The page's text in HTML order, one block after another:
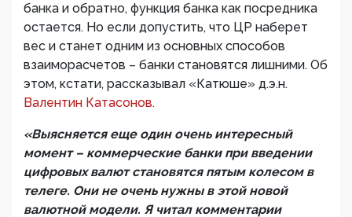
банка и обратно, функция банка как посредника
остается. Но если допустить, что ЦР наберет
вес и станет одним из основных способов
взаиморасчетов – банки становятся лишними. Об
этом, кстати, рассказывал «Катюше» д.э.н.
Валентин Катасонов.
«Выясняется еще один очень интересный
момент – коммерческие банки при введении
цифровых валют становятся пятым колесом в
телеге. Они не очень нужны в этой новой
валютной модели. Я читал комментарии